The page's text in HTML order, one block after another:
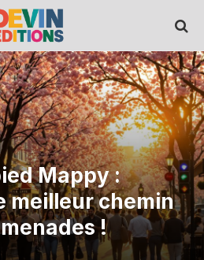
Mappy :
meilleur chemin
!